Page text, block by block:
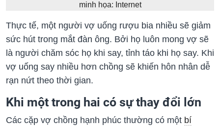
minh họa: Internet
Thực tế, một người vợ uống rượu bia nhiều sẽ giảm
sức hút trong mắt đàn ông. Bởi họ luôn mong vợ sẽ
là người chăm sóc họ khi say, tỉnh táo khi họ say. Khi
vợ uống say nhiều hơn chồng sẽ khiến hôn nhân dễ
rạn nứt theo thời gian.
Khi một trong hai có sự thay đổi lớn
Các cặp vợ chồng hạnh phúc thường có một bí